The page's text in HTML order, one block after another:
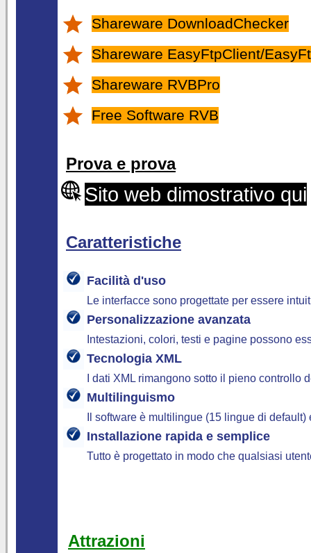
Shareware DownloadChecker
Shareware EasyFtpClient/
Shareware RVBPro
Free Software RVB
Prova e prova
Sito web dimostrativo qui
Caratteristiche
Facilità d'uso
Le interfacce sono progettate per essere
Personalizzazione avanzata
Intestazioni, colori, testi e pagine possono
Tecnologia XML
I dati XML rimangono sotto il pieno
Multilinguismo
Il software è multilingue (15 lingue di
Installazione rapida e semplice
Tutto è progettato in modo che qualsiasi
Attrazioni